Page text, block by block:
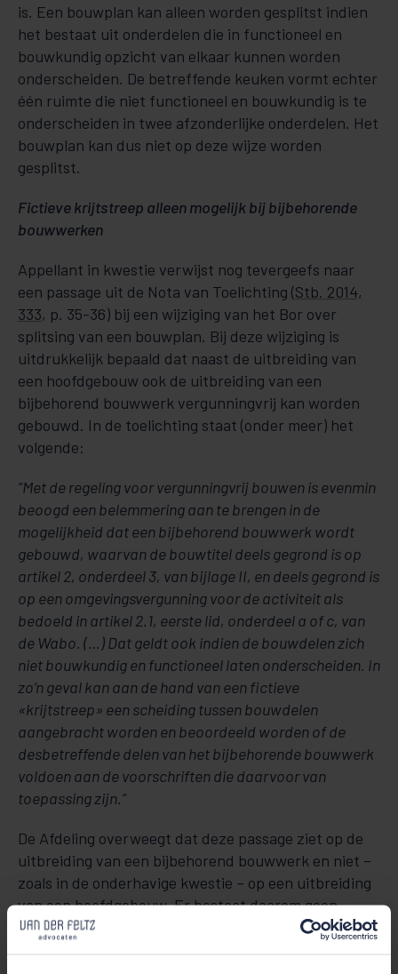
is. Een bouwplan kan alleen worden gesplitst indien
het bestaat uit onderdelen die in functioneel en
bouwkundig opzicht van elkaar kunnen worden
onderscheiden. De betreffende keuken vormt echter
één ruimte die niet functioneel en bouwkundig is te
onderscheiden in twee afzonderlijke onderdelen. Het
bouwplan kan dus niet op deze wijze worden
gesplitst.
Fictieve krijtstreep alleen mogelijk bij bijbehorende
bouwwerken
Appellant in kwestie verwijst nog tevergeefs naar
een passage uit de Nota van Toelichting (Stb. 2014,
333, p. 35-36) bij een wijziging van het Bor over
splitsing van een bouwplan. Bij deze wijziging is
uitdrukkelijk bepaald dat naast de uitbreiding van
een hoofdgebouw ook de uitbreiding van een
bijbehorend bouwwerk vergunningvrij kan worden
gebouwd. In de toelichting staat (onder meer) het
volgende:
“Met de regeling voor vergunningvrij bouwen is evenmin
beoogd een belemmering aan te brengen in de
mogelijkheid dat een bijbehorend bouwwerk wordt
gebouwd, waarvan de bouwtitel deels gegrond is op
artikel 2, onderdeel 3, van bijlage II, en deels gegrond is
op een omgevingsvergunning voor de activiteit als
bedoeld in artikel 2.1, eerste lid, onderdeel a of c, van
de Wabo. (…) Dat geldt ook indien de bouwdelen zich
niet bouwkundig en functioneel laten onderscheiden. In
zo’n geval kan aan de hand van een fictieve
«krijtstreep» een scheiding tussen bouwdelen
aangebracht worden en beoordeeld worden of de
desbetreffende delen van het bijbehorende bouwwerk
voldoen aan de voorschriften die daarvoor van
toepassing zijn.”
De Afdeling overweegt dat deze passage ziet op de
uitbreiding van een bijbehorend bouwwerk en niet –
zoals in de onderhavige kwestie – op een uitbreiding
van een hoofdgebouw. Er bestaat daarom geen
grond om terug te komen op voornoemde hoofdregel.